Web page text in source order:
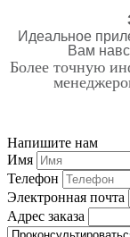
Идеальное
Вам
Более точную
Напишите нам
Имя
Телефон
Электронная почта
Адрес заказа